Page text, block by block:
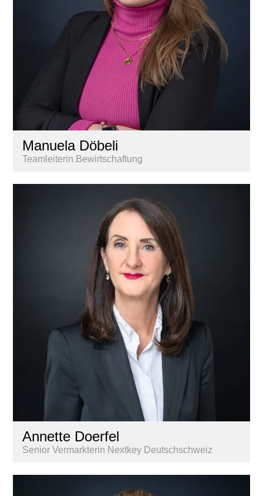
Manuela Döbeli
Teamleiterin Bewirtschaftung
Annette Doerfel
Senior Vermarkterin Nextkey Deutschschweiz